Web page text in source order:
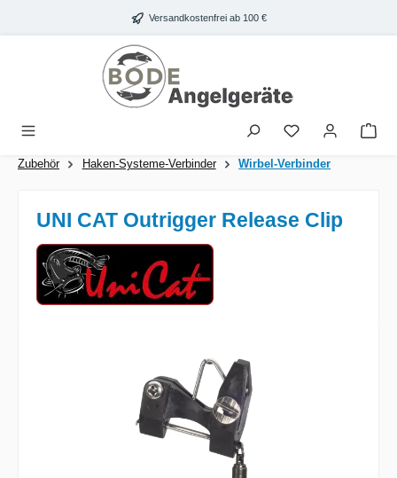
Zum Hauptinhalt springen Versandkostenfrei ab 100 €
Zubehör Haken-Systeme-Verbinder Wirbel-Verbinder
UNI CAT Outrigger Release Clip